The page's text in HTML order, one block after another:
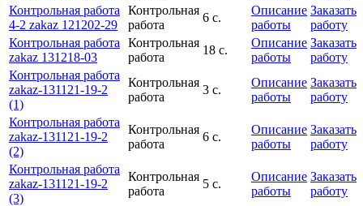
Контрольная работа
4-2 zakaz 121202-29
Контрольная
работа
6 с.
Описание
работы
Заказать
работу
Контрольная работа
zakaz 131218-03
Контрольная
работа
18 с.
Описание
работы
Заказать
работу
Контрольная работа
zakaz-131121-19-2
(1)
Контрольная
работа
3 с.
Описание
работы
Заказать
работу
Контрольная работа
zakaz-131121-19-2
(2)
Контрольная
работа
6 с.
Описание
работы
Заказать
работу
Контрольная работа
zakaz-131121-19-2
(3)
Контрольная
работа
5 с.
Описание
работы
Заказать
работу